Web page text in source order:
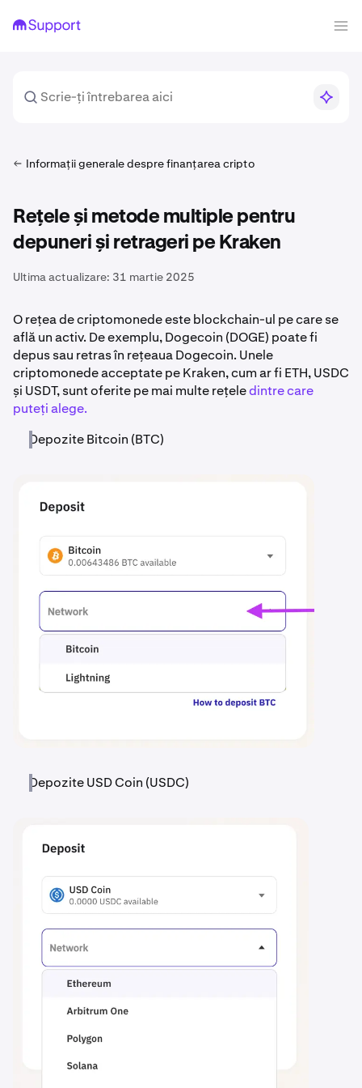
Informații generale despre finanțarea cripto
Rețele și metode multiple pentru
depuneri și retrageri pe Kraken
Ultima actualizare: 31 martie 2025
O rețea de criptomonede este blockchain-ul pe care se
află un activ. De exemplu, Dogecoin (DOGE) poate fi
depus sau retras în rețeaua Dogecoin. Unele
criptomonede acceptate pe Kraken, cum ar fi ETH, USDC
și USDT, sunt oferite pe mai multe rețeledintre care
puteți alege.
Depozite Bitcoin (BTC)
Depozite USD Coin (USDC)